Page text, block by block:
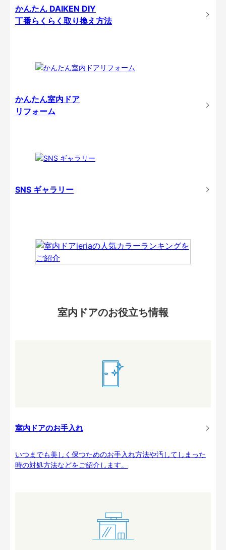
かんたん DAIKEN DIY
丁番らくらく取り換え方法
かんたん室内ドア
リフォーム
SNS ギャラリー
室内ドアのお役立ち情報
室内ドアのお手入れ
いつまでも美しく保つためのお手入れ方法や汚してしまった
時の対処方法などをご紹介します。